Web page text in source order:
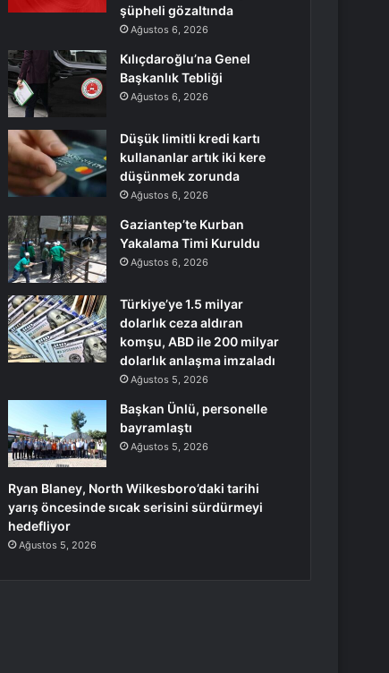
şüpheli gözaltında
Ağustos 6, 2026
Kılıçdaroğlu’na Genel
Başkanlık Tebliği
Ağustos 6, 2026
Düşük limitli kredi kartı
kullananlar artık iki kere
düşünmek zorunda
Ağustos 6, 2026
Gaziantep’te Kurban
Yakalama Timi Kuruldu
Ağustos 6, 2026
Türkiye’ye 1.5 milyar
dolarlık ceza aldıran
komşu, ABD ile 200 milyar
dolarlık anlaşma imzaladı
Ağustos 5, 2026
Başkan Ünlü, personelle
bayramlaştı
Ağustos 5, 2026
Ryan Blaney, North Wilkesboro’daki tarihi
yarış öncesinde sıcak serisini sürdürmeyi
hedefliyor
Ağustos 5, 2026